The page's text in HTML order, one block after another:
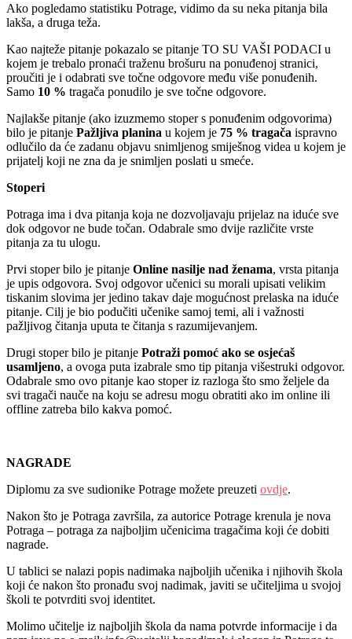
Ako pogledamo statistiku Potrage, vidimo da su neka pitanja bila
lakša, a druga teža.
Kao najteže pitanje pokazalo se pitanje TO SU VAŠI PODACI u
kojem je trebalo pronaći traženu brošuru na ponuđenoj stranici,
proučiti je i odabrati sve točne odgovore među više ponuđenih.
Samo 10 % tragača ponudilo je sve točne odgovore.
Najlakše pitanje (ako izuzmemo stoper s ponuđenim odgovorima)
bilo je pitanje Pažljiva planina u kojem je 75 % tragača ispravno
odlučilo da će zadanu objavu snimljenog smiješnog videa u kojem je
prijatelj koji ne zna da je snimljen poslati u smeće.
Stoperi
Potraga ima i dva pitanja koja ne dozvoljavaju prijelaz na iduće sve
dok odgovor ne bude točan. Odabrale smo dvije različite vrste
pitanja za tu ulogu.
Prvi stoper bilo je pitanje Online nasilje nad ženama, vrsta pitanja
je upis odgovora. Svoj odgovor učenici su morali upisati velikim
tiskanim slovima jer jedino takav daje mogućnost prelaska na iduće
pitanje. Cilj je bio podučiti učenike samoj temi, ali i važnosti
pažljivog čitanja uputa te čitanja s razumijevanjem.
Drugi stoper bilo je pitanje Potraži pomoć ako se osjećaš
usamljeno, a ovoga puta izabrale smo tip pitanja višestruki odgovor.
Odabrale smo ovo pitanje kao stoper iz razloga što smo željele da
svi tragači nauče na koju se adresu mogu obratiti ako im online ili
offline zatreba bilo kakva pomoć.
NAGRADE
Diplomu za sve sudionike Potrage možete preuzeti ovdje.
Nakon što je Potraga završila, za autorice Potrage krenula je nova
Potraga – potraga za najboljim učenicima tragačima koji će dobiti
nagrade.
U tablici se nalazi popis nadimaka najboljih učenika i njihovih škola
koji će nakon što pronađu svoj nadimak, javiti se učiteljima u svojoj
školi te potvrditi svoj identitet.
Molimo učitelje iz najboljih škola da nama potvrde informacije i da